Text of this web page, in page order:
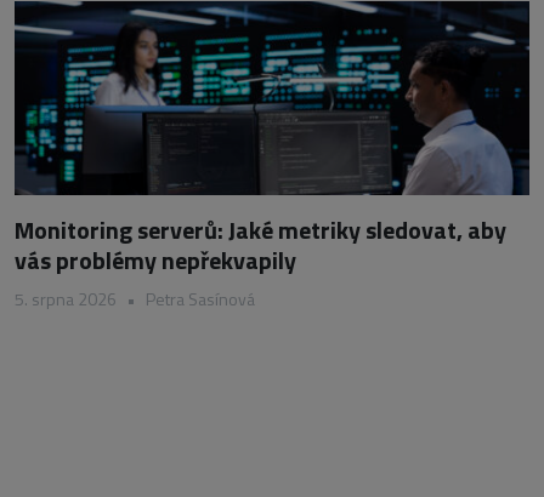
Monitoring serverů: Jaké metriky sledovat, aby
vás problémy nepřekvapily
5. srpna 2026 • Petra Sasínová